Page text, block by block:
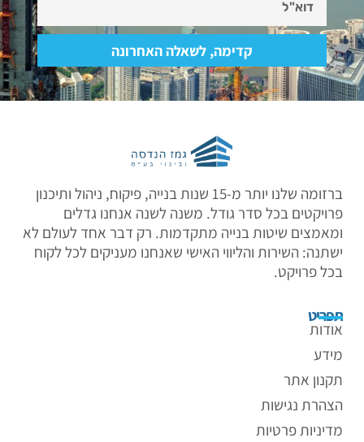
קדימה, לשאלה האחרונה
ברזומה שלנו יותר מ-15 שנות בנייה, פיקוח, ניהול ותיכנון
פרויקטים בכל סדר גודל. משנה לשנה אנחנו גדלים
ומאמצים שיטות בנייה מתקדמות. רק דבר אחד לעולם לא
ישתנה: השירות והליווי האישי שאנחנו מעניקים לכל לקוח
בכל פרויקט.
תפריט
אודות
מידע
תקנון אתר
הצהרת נגישות
מדיניות פרטיות